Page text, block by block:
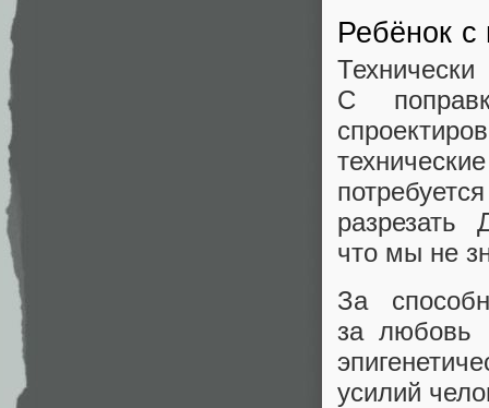
Ребёнок
С
что мы не
За
за любовь
усилий